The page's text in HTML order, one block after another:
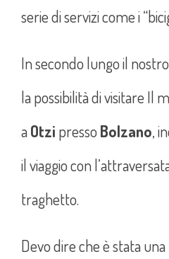
serie di servizi come i
In secondo lungo il
la possibilità di visitare Il
aOtzi pressoBolzano,
il viaggio con
traghetto.
Devo dire che è stata